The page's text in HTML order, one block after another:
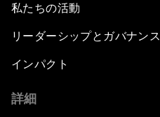
私たちの活動
リーダーシップとガバナンス
インパクト
詳細